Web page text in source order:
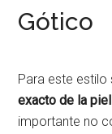
Gótico
Para este
exacto de la
importante no